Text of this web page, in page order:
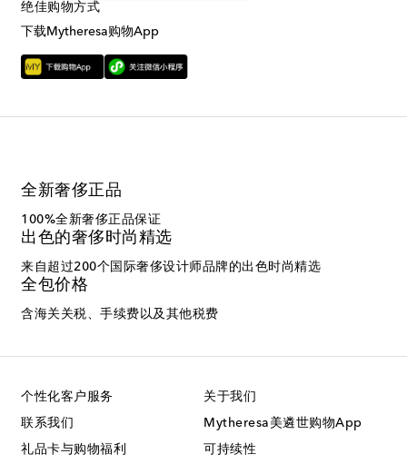
绝佳购物方式
下载Mytheresa购物App
全新奢侈正品
100%全新奢侈正品保证
出色的奢侈时尚精选
来自超过200个国际奢侈设计师品牌的出色时尚精选
全包价格
含海关关税、手续费以及其他税费
个性化客户服务
联系我们
礼品卡与购物福利
关于我们
Mytheresa美遴世购物App
可持续性